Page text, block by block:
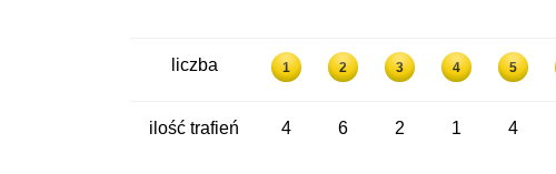
liczba 1 2 3 4 5
ilość trafień 4 6 2 1 4